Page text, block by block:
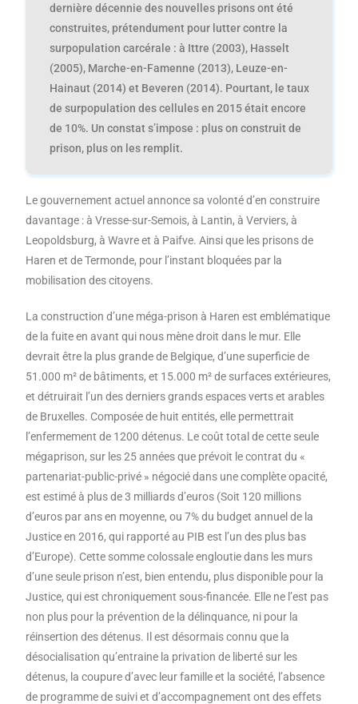
dernière décennie des nouvelles prisons ont été
construites, prétendument pour lutter contre la
surpopulation carcérale : à Ittre (2003), Hasselt
(2005), Marche-en-Famenne (2013), Leuze-en-
Hainaut (2014) et Beveren (2014). Pourtant, le taux
de surpopulation des cellules en 2015 était encore
de 10%. Un constat s’impose : plus on construit de
prison, plus on les remplit.
Le gouvernement actuel annonce sa volonté d’en construire
davantage : à Vresse-sur-Semois, à Lantin, à Verviers, à
Leopoldsburg, à Wavre et à Paifve. Ainsi que les prisons de
Haren et de Termonde, pour l’instant bloquées par la
mobilisation des citoyens.
La construction d’une méga-prison à Haren est emblématique
de la fuite en avant qui nous mène droit dans le mur. Elle
devrait être la plus grande de Belgique, d’une superficie de
51.000 m² de bâtiments, et 15.000 m² de surfaces extérieures,
et détruirait l’un des derniers grands espaces verts et arables
de Bruxelles. Composée de huit entités, elle permettrait
l’enfermement de 1200 détenus. Le coût total de cette seule
mégaprison, sur les 25 années que prévoit le contrat du «
partenariat-public-privé » négocié dans une complète opacité,
est estimé à plus de 3 milliards d’euros (Soit 120 millions
d’euros par ans en moyenne, ou 7% du budget annuel de la
Justice en 2016, qui rapporté au PIB est l’un des plus bas
d’Europe). Cette somme colossale engloutie dans les murs
d’une seule prison n’est, bien entendu, plus disponible pour la
Justice, qui est chroniquement sous-financée. Elle ne l’est pas
non plus pour la prévention de la délinquance, ni pour la
réinsertion des détenus. Il est désormais connu que la
désocialisation qu’entraine la privation de liberté sur les
détenus, la coupure d’avec leur famille et la société, l’absence
de programme de suivi et d’accompagnement ont des effets